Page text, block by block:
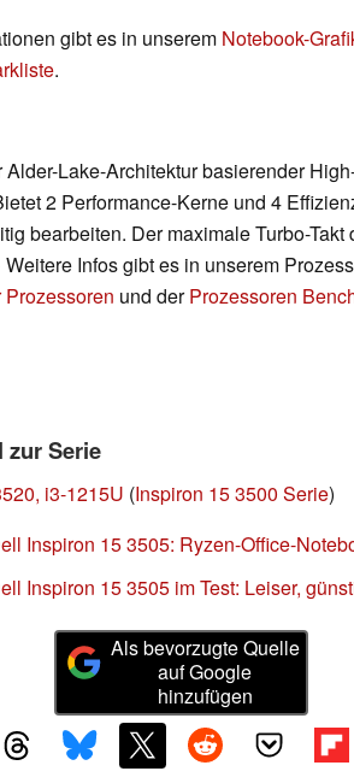
gibt es in unserem Notebook-
.
Alder-Lake-Architektur basierender
2 Performance-Kerne und 4
bearbeiten. Der maximale Turbo-Takt
Infos gibt es in unserem
und derProzessoren
zur Serie
i3-1215U (Inspiron 15 3500 Serie)
Inspiron 15 3505: Ryzen-Office-
Inspiron 15 3505 im Test: Leiser,
Als bevorzugte Quelle
auf Google
hinzufügen